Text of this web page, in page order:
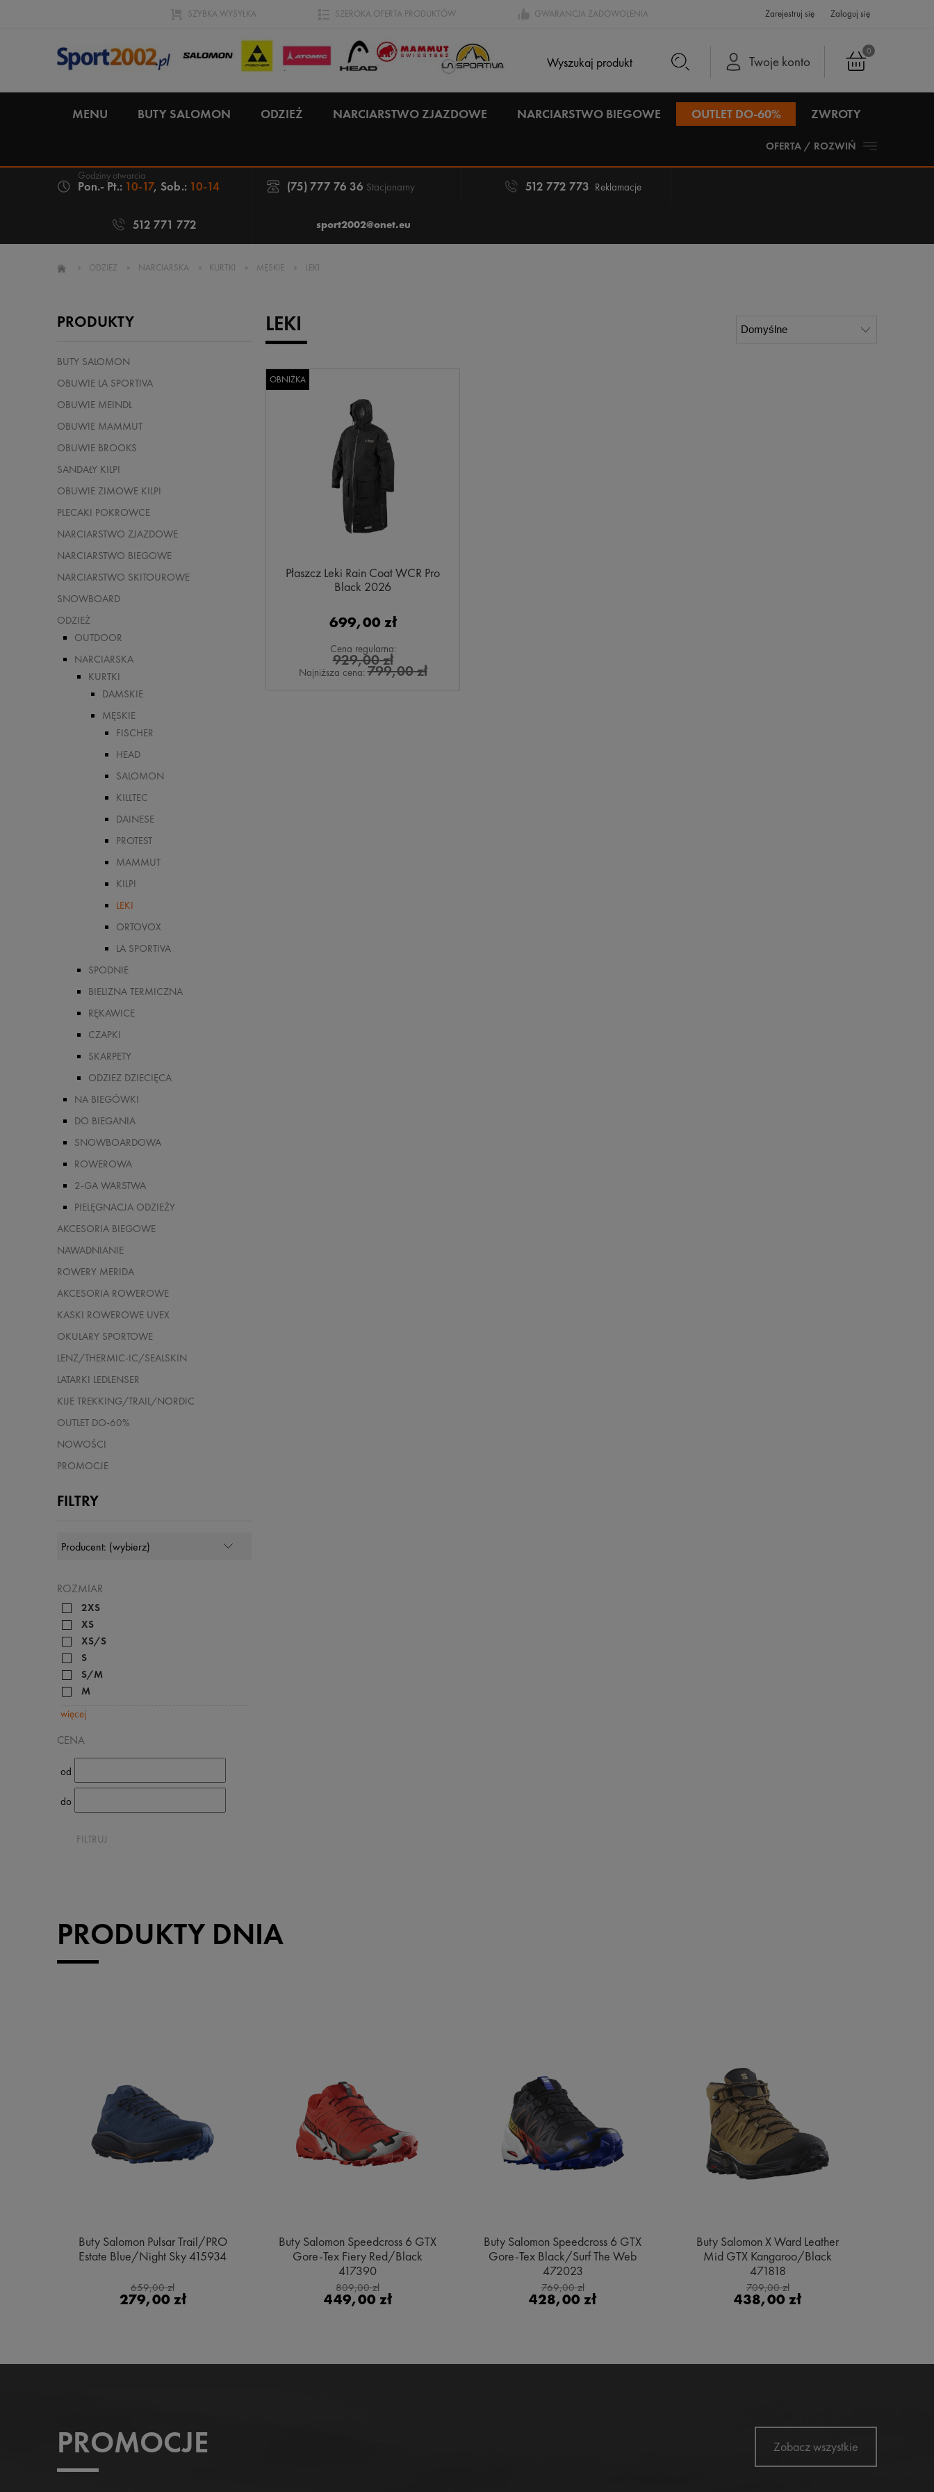
SZYBKA WYSYŁKA SZEROKA OFERTA PRODUKTÓW GWARANCJA ZADOWOLENIA Zarejestruj się Zaloguj się
0
Twoje konto
MENU BUTY SALOMON ODZIEŻ NARCIARSTWO ZJAZDOWE NARCIARSTWO BIEGOWE OUTLET DO-60% ZWROTY
OFERTA / ROZWIŃ
Pon.- Pt.: 10-17, Sob.: 10-14 (75) 777 76 36 Stacjonarny 512 772 773 Reklamacje
512 771 772 sport2002@onet.eu
» ODZIEŻ » NARCIARSKA » KURTKI » MĘSKIE » LEKI
PRODUKTY
BUTY SALOMON
OBUWIE LA SPORTIVA
OBUWIE MEINDL
OBUWIE MAMMUT
OBUWIE BROOKS
SANDAŁY KILPI
OBUWIE ZIMOWE KILPI
PLECAKI POKROWCE
NARCIARSTWO ZJAZDOWE
NARCIARSTWO BIEGOWE
NARCIARSTWO SKITOUROWE
SNOWBOARD
ODZIEŻ
OUTDOOR
NARCIARSKA
KURTKI
DAMSKIE
MĘSKIE
FISCHER
HEAD
SALOMON
KILLTEC
DAINESE
PROTEST
MAMMUT
KILPI
LEKI
ORTOVOX
LA SPORTIVA
SPODNIE
BIELIZNA TERMICZNA
RĘKAWICE
CZAPKI
SKARPETY
ODZIEZ DZIECIĘCA
NA BIEGÓWKI
DO BIEGANIA
SNOWBOARDOWA
ROWEROWA
2-GA WARSTWA
PIELĘGNACJA ODZIEŻY
AKCESORIA BIEGOWE
NAWADNIANIE
ROWERY MERIDA
AKCESORIA ROWEROWE
KASKI ROWEROWE UVEX
OKULARY SPORTOWE
LENZ/THERMIC-IC/SEALSKIN
LATARKI LEDLENSER
KIJE TREKKING/TRAIL/NORDIC
OUTLET DO-60%
NOWOŚCI
PROMOCJE
FILTRY
ROZMIAR
2XS
XS
XS/S
S
S/M
M
więcej
CENA
od
do
FILTRUJ
LEKI
Płaszcz Leki Rain Coat WCR Pro
Black 2026
699,00 zł
Cena regularna:
929,00 zł
Najniższa cena:799,00 zł
OBNIŻKA
PRODUKTY DNIA
Buty Salomon Pulsar Trail/PRO
Estate Blue/Night Sky 415934
659,00 zł
279,00 zł
Buty Salomon Speedcross 6 GTX
Gore-Tex Fiery Red/Black
417390
809,00 zł
449,00 zł
Buty Salomon Speedcross 6 GTX
Gore-Tex Black/Surf The Web
472023
769,00 zł
428,00 zł
Buty Salomon X Ward Leather
Mid GTX Kangaroo/Black
471818
709,00 zł
438,00 zł
PROMOCJE Zobacz wszystkie